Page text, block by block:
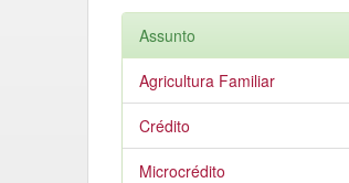
Assunto
Agricultura Familiar
Crédito
Microcrédito